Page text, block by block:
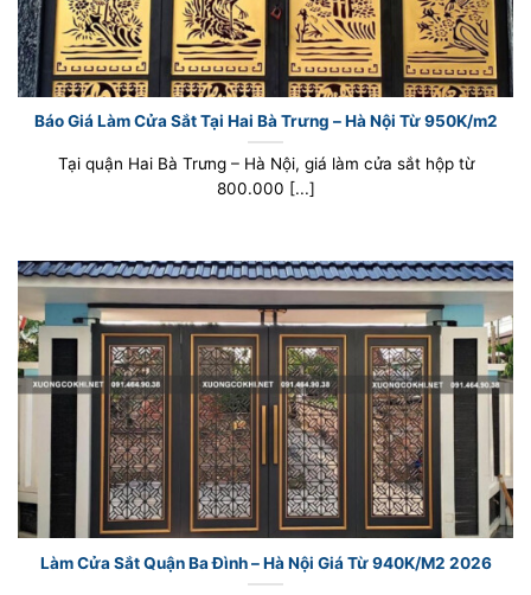
Báo Giá Làm Cửa Sắt Tại Hai Bà Trưng – Hà Nội Từ 950K/m2
Tại quận Hai Bà Trưng – Hà Nội, giá làm cửa sắt hộp từ
800.000 [...]
Làm Cửa Sắt Quận Ba Đình – Hà Nội Giá Từ 940K/M2 2026